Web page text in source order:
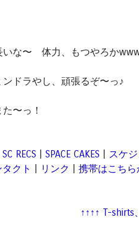
いな〜 体力、もつやろか
ンドラやし、頑張るぞ〜っ♪
〜っ！
SC RECS SPACE CAKES スケ
タクト リンク 携帯はこちら
↑↑↑↑ T-shirts